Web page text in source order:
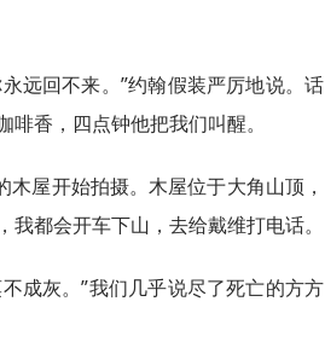
远回不来。”约翰假装严厉地说。话
香，四点钟他把我们叫醒。
屋开始拍摄。木屋位于大角山顶，
都会开车下山，去给戴维打电话。
成灰。”我们几乎说尽了死亡的方方